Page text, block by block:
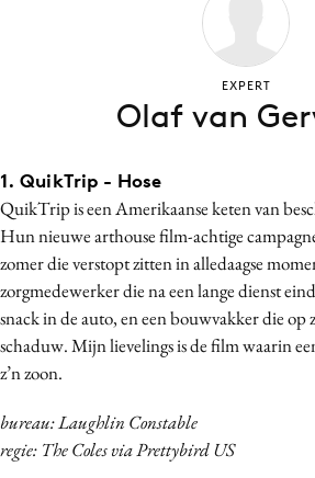
Artificial Intelligence
Campagnes
Carriere
Contentmarketing
Craft
Customer Experience
Data & Insights
Design
Diversiteit
Effectiviteit
1. QuikTrip - Hose
QuikTrip is een Amerikaanse keten van
Hun nieuwe arthouse film-achtige
zomer die verstopt zitten in alledaagse
zorgmedewerker die na een lange dienst
snack in de auto, en een bouwvakker die op
schaduw. Mijn lievelings is de film waarin
z’n zoon.
bureau: Laughlin Constable
regie: The Coles via Prettybird US
EXPERT
Olaf van